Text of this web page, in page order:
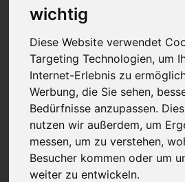
wichtig
Diese Website verwendet
Targeting Technologien, um
Internet-Erlebnis zu
Werbung, die Sie sehen,
Bedürfnisse anzupassen.
nutzen wir außerdem, um
messen, um zu verstehen,
Besucher kommen oder um
weiter zu entwickeln.